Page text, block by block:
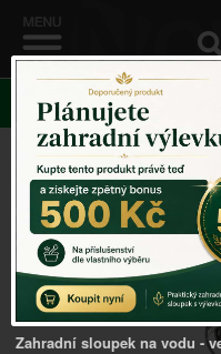
Venkovský domov ->
kalendář z pytlíčků
Zahradní sloupek na vodu -